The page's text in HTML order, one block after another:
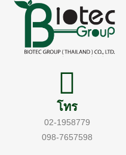
โทร
02-1958779
098-7657598